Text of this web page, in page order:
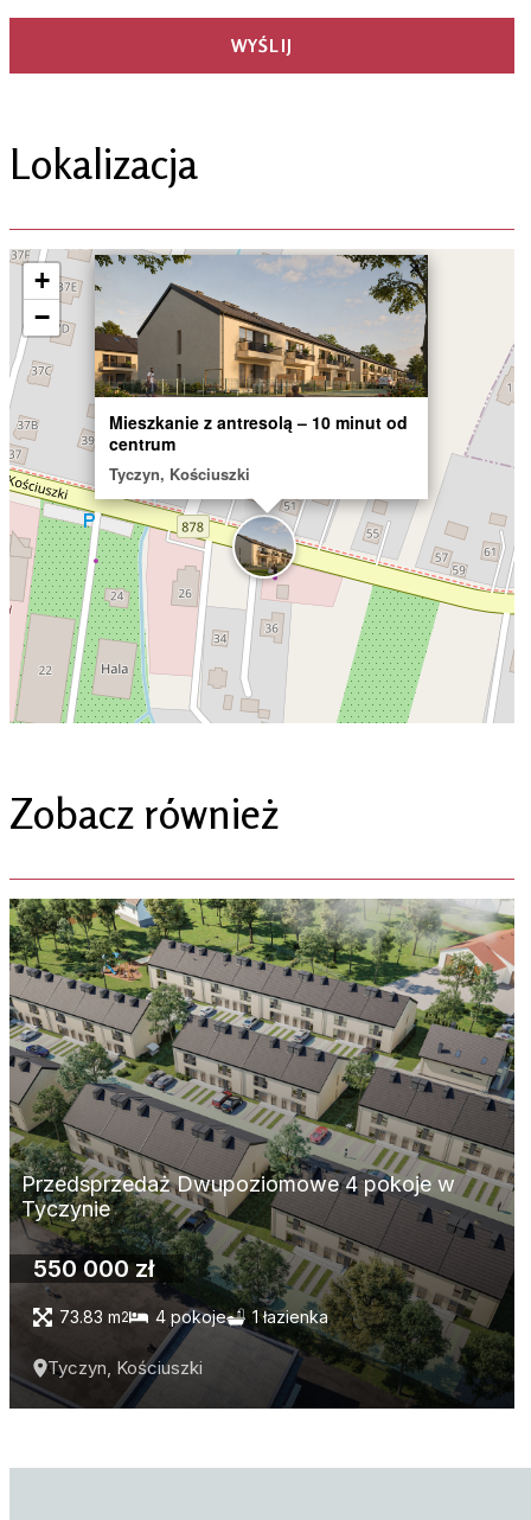
Lokalizacja
Mieszkanie z antresolą – 10 minut od
centrum
Tyczyn, Kościuszki
×
+
−
Zobacz również
Przedsprzedaż Dwupoziomowe 4 pokoje w
Tyczynie
550 000 zł
73.83 m2 4 pokoje 1 łazienka
Tyczyn, Kościuszki